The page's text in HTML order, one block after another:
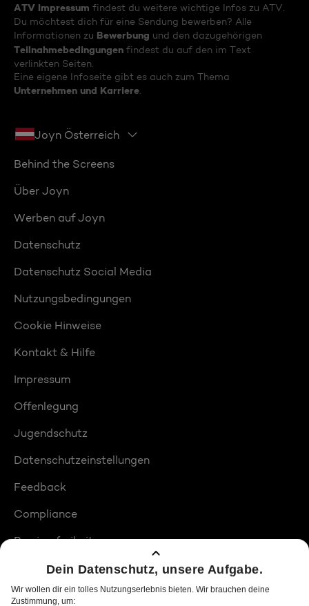
ATV Impressum findest du weitere wichtige Infos zu ATV.
Du möchtest dich für eine Sendung bewerben? Alle
Informationen zu Bewerbung und den dazugehörigen
Teilnahmebedingungen findest du auf den im Text
verlinkten Seiten.
Eine eigene Infoseite gibt es auch zum Thema
Unternehmen und Karriere
Joyn Österreich
Behind the Screens
Über Joyn
Werben auf Joyn
Datenschutz
Datenschutz Social Media
Nutzungsbedingungen
Cookie Hinweise
Kontakt & Hilfe
Impressum
Offenlegung
Jugendschutz
Datenschutzeinstellungen
Feedback
Compliance
Barrierefreiheit
Produktplatzierungen